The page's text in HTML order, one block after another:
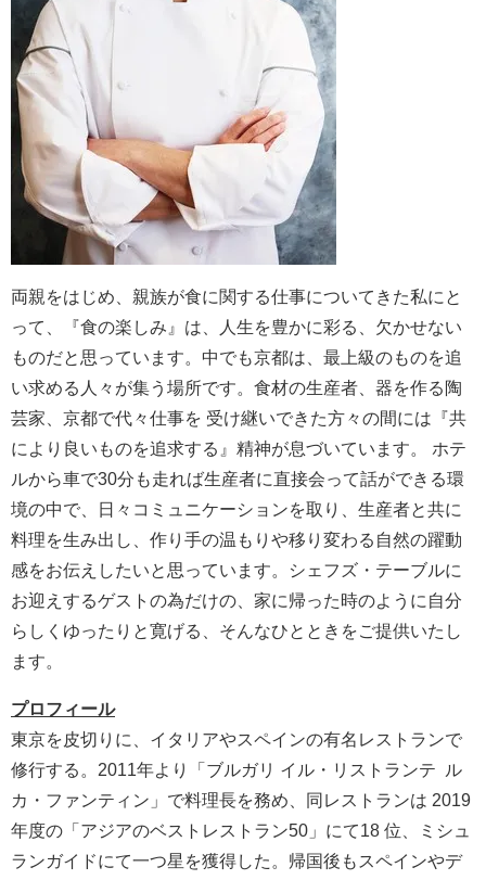
両親をはじめ、親族が食に関する仕事についてきた私にと
って、『食の楽しみ』は、人生を豊かに彩る、欠かせない
ものだと思っています。中でも京都は、最上級のものを追
い求める人々が集う場所です。食材の生産者、器を作る陶
芸家、京都で代々仕事を 受け継いできた方々の間には『共
により良いものを追求する』精神が息づいています。 ホテ
ルから車で30分も走れば生産者に直接会って話ができる環
境の中で、日々コミュニケーションを取り、生産者と共に
料理を生み出し、作り手の温もりや移り変わる自然の躍動
感をお伝えしたいと思っています。シェフズ・テーブルに
お迎えするゲストの為だけの、家に帰った時のように自分
らしくゆったりと寛げる、そんなひとときをご提供いたし
ます。
プロフィール
東京を皮切りに、イタリアやスペインの有名レストランで
修行する。2011年より「ブルガリ イル・リストランテ ル
カ・ファンティン」で料理長を務め、同レストランは 2019
年度の「アジアのベストレストラン50」にて18 位、ミシュ
ランガイドにて一つ星を獲得した。帰国後もスペインやデ